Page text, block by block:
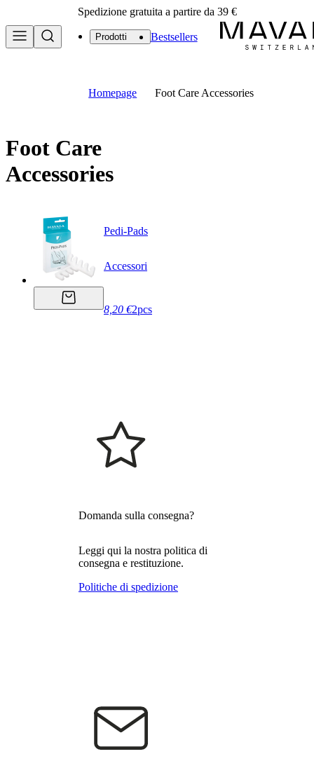
Spedizione gratuita a partire da 39 €
Prodotti Bestsellers
Homepage Foot Care Accessories
Foot Care
Accessories
Pedi-Pads
Accessori
8,20 €2pcs
Domanda sulla consegna?
Leggi qui la nostra politica di
consegna e restituzione.
Politiche di spedizione